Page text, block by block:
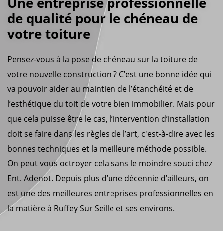
de qualité pour le chéneau de
votre toiture
Pensez-vous à la pose de chéneau sur la toiture de
votre nouvelle construction ? C’est une bonne idée qui
va pouvoir aider au maintien de l’étanchéité et de
l’esthétique du toit de votre bien immobilier. Mais pour
que cela puisse être le cas, l’intervention d’installation
doit se faire dans les règles de l’art, c'est-à-dire avec les
bonnes techniques et la meilleure méthode possible.
On peut vous octroyer cela sans le moindre souci chez
Ent. Adenot. Depuis plus d’une décennie d’ailleurs, on
est une des meilleures entreprises professionnelles en
la matière à Ruffey Sur Seille et ses environs.